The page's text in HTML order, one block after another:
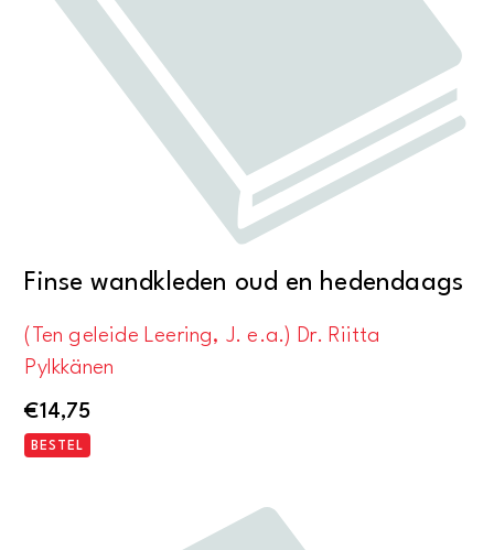
Finse wandkleden oud en hedendaags
(Ten geleide Leering, J. e.a.) Dr. Riitta
Pylkkänen
€14,75
BESTEL